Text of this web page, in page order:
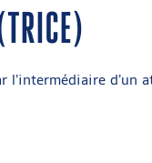
d’un